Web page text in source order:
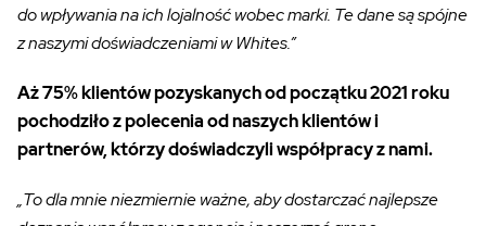
do wpływania na ich lojalność wobec marki. Te dane są spójne
z naszymi doświadczeniami w Whites.”
Aż 75% klientów pozyskanych od początku 2021 roku
pochodziło z polecenia od naszych klientów i
partnerów, którzy doświadczyli współpracy z nami.
„To dla mnie niezmiernie ważne, aby dostarczać najlepsze